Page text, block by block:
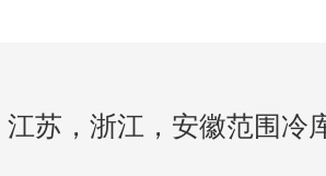
江苏，浙江，安徽范围冷